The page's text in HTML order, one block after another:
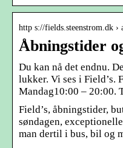
http s://fields.steenstrom.dk
Åbningstider
Du kan nå det endnu.
lukker. Vi ses i Field’s.
Mandag10:00 – 20:00.
Field’s, åbningstider,
søndagen,
man dertil i bus, bil og